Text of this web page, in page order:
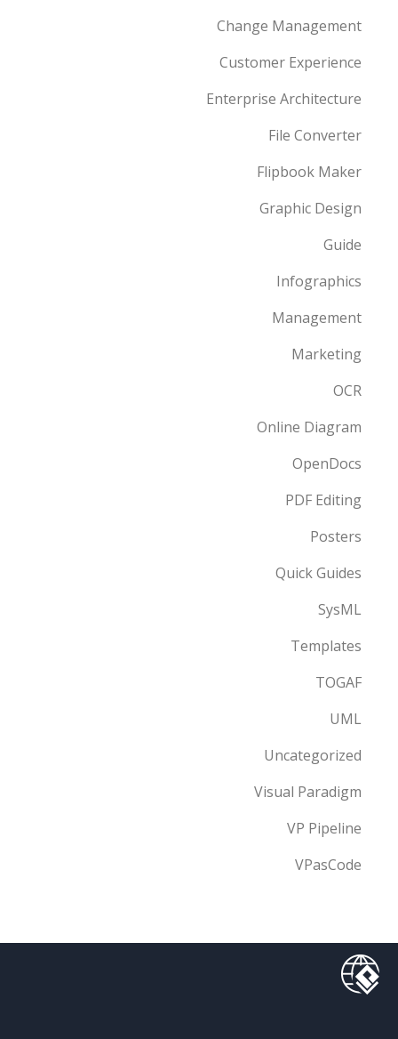
Change Management
Customer Experience
Enterprise Architecture
File Converter
Flipbook Maker
Graphic Design
Guide
Infographics
Management
Marketing
OCR
Online Diagram
OpenDocs
PDF Editing
Posters
Quick Guides
SysML
Templates
TOGAF
UML
Uncategorized
Visual Paradigm
VP Pipeline
VPasCode